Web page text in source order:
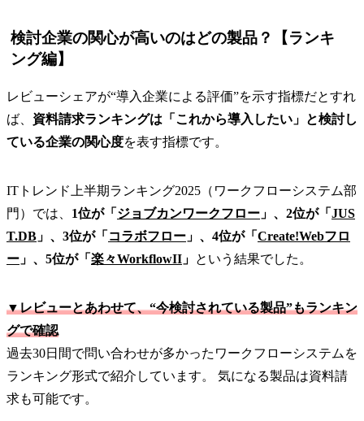
検討企業の関心が高いのはどの製品？【ランキ
ング編】
レビューシェアが“導入企業による評価”を示す指標だとすれ
ば、 資料請求ランキングは「これから導入したい」と検討し
ている企業の関心度を表す指標です。
ITトレンド上半期ランキング2025（ワークフローシステム部
門）では、 1位が「 ジョブカンワークフロー 」、2位が「 JUS
T.DB 」、3位が「 コラボフロー 」、4位が「 Create!Webフロ
ー 」、5位が「 楽々WorkflowII 」 という結果でした。
▼レビューとあわせて、“今検討されている製品”もランキン
グで確認
過去30日間で問い合わせが多かったワークフローシステムを
ランキング形式で紹介しています。 気になる製品は資料請
求も可能です。